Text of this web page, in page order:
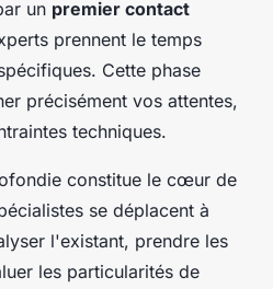
un premier contact
prennent le temps
Cette phase
précisément vos attentes,
techniques.
constitue le cœur de
se déplacent à
l'existant, prendre les
les particularités de